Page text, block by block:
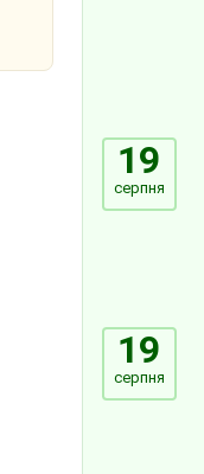
19
серпня
19
серпня